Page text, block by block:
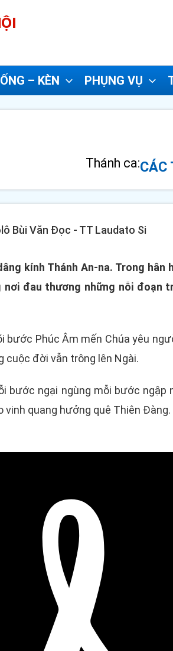
– KÈN PHỤNG VỤ
Thánh ca:CÁC
Bùi Văn Đọc - TT Laudato Si
kính Thánh An-na. Trong
đau thương những nỗi đoạn
Phúc Âm mến Chúa yêu
cuộc đời vẫn trông lên Ngài.
ngại ngùng mỗi bước ngập
quang hưởng quê Thiên Đàng.